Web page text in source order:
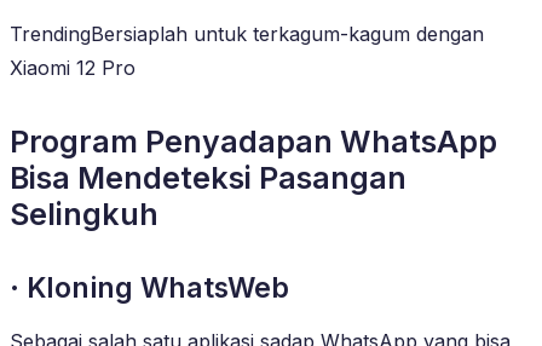
TrendingBersiaplah untuk terkagum-kagum dengan
Xiaomi 12 Pro
Program Penyadapan WhatsApp
Bisa Mendeteksi Pasangan
Selingkuh
· Kloning WhatsWeb
Sebagai salah satu aplikasi sadap WhatsApp yang bisa